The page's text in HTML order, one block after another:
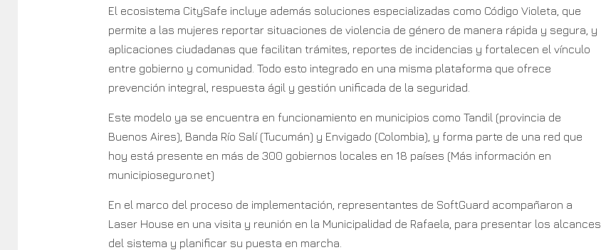
El ecosistema CitySafe incluye además soluciones especializadas como Código Violeta, que
permite a las mujeres reportar situaciones de violencia de género de manera rápida y segura, y
aplicaciones ciudadanas que facilitan trámites, reportes de incidencias y fortalecen el vínculo
entre gobierno y comunidad. Todo esto integrado en una misma plataforma que ofrece
prevención integral, respuesta ágil y gestión unificada de la seguridad.
Este modelo ya se encuentra en funcionamiento en municipios como Tandil (provincia de
Buenos Aires), Banda Río Salí (Tucumán) y Envigado (Colombia), y forma parte de una red que
hoy está presente en más de 300 gobiernos locales en 18 países (Más información en
municipioseguro.net)
En el marco del proceso de implementación, representantes de SoftGuard acompañaron a
Laser House en una visita y reunión en la Municipalidad de Rafaela, para presentar los alcances
del sistema y planificar su puesta en marcha.